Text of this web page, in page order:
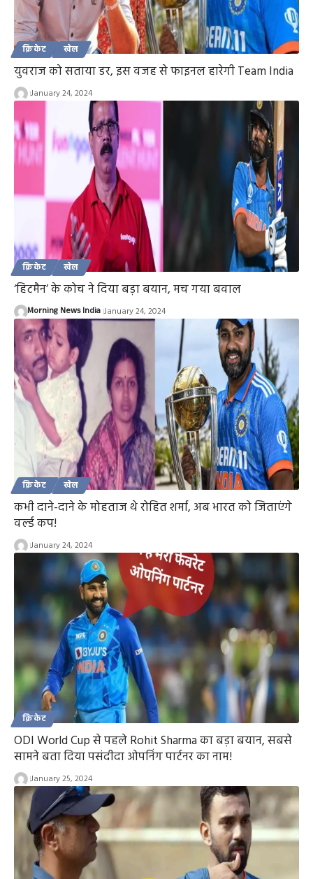
क्रिकेट खेल
युवराज को सताया डर, इस वजह से फाइनल हारेगी Team India
January 24, 2024
क्रिकेट खेल
‘हिटमैन’ के कोच ने दिया बड़ा बयान, मच गया बवाल
Morning News India January 24, 2024
क्रिकेट खेल
कभी दाने-दाने के मोहताज थे रोहित शर्मा, अब भारत को जिताएंगे
वर्ल्ड कप!
January 24, 2024
क्रिकेट
ODI World Cup से पहले Rohit Sharma का बड़ा बयान, सबसे
सामने बता दिया पसंदीदा ओपनिंग पार्टनर का नाम!
January 25, 2024